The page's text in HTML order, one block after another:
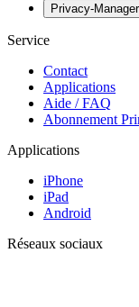
Privacy-Manager
Service
Contact
Applications
Aide / FAQ
Abonnement
Applications
iPhone
iPad
Android
Réseaux sociaux